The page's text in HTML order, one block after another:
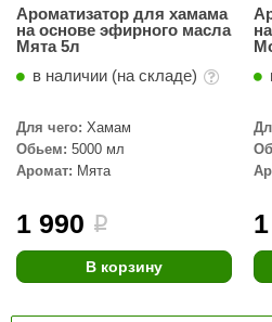
Ароматизатор для хамама
на основе эфирного масла
Мята 5л
в наличии (на складе)
Для чего: Хамам
Обьем: 5000 мл
Аромат: Мята
1 990 i
В корзину